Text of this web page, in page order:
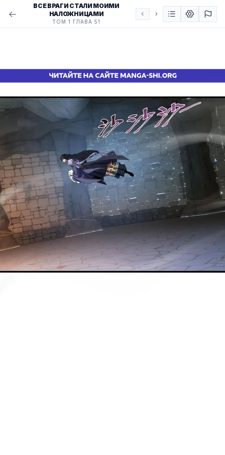
ВСЕ ВРАГИ СТАЛИ МОИМИ
НАЛОЖНИЦАМИ
ТОМ 1 ГЛАВА 51